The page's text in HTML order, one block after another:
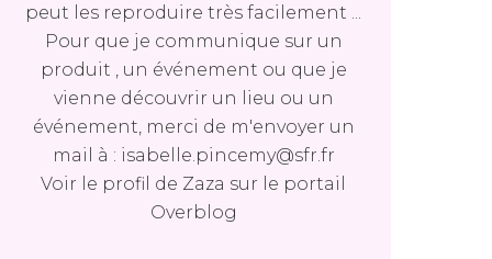
peut les reproduire très facilement ...
Pour que je communique sur un
produit , un événement ou que je
vienne découvrir un lieu ou un
événement, merci de m'envoyer un
mail à : isabelle.pincemy@sfr.fr
Voir le profil de Zaza sur le portail
Overblog